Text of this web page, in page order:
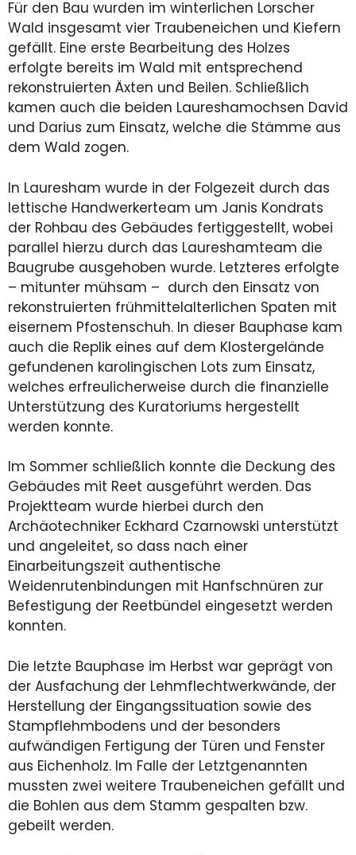
Für den Bau wurden im winterlichen Lorscher
Wald insgesamt vier Traubeneichen und Kiefern
gefällt. Eine erste Bearbeitung des Holzes
erfolgte bereits im Wald mit entsprechend
rekonstruierten Äxten und Beilen. Schließlich
kamen auch die beiden Laureshamochsen David
und Darius zum Einsatz, welche die Stämme aus
dem Wald zogen.
In Lauresham wurde in der Folgezeit durch das
lettische Handwerkerteam um Janis Kondrats
der Rohbau des Gebäudes fertiggestellt, wobei
parallel hierzu durch das Laureshamteam die
Baugrube ausgehoben wurde. Letzteres erfolgte
– mitunter mühsam – durch den Einsatz von
rekonstruierten frühmittelalterlichen Spaten mit
eisernem Pfostenschuh. In dieser Bauphase kam
auch die Replik eines auf dem Klostergelände
gefundenen karolingischen Lots zum Einsatz,
welches erfreulicherweise durch die finanzielle
Unterstützung des Kuratoriums hergestellt
werden konnte.
Im Sommer schließlich konnte die Deckung des
Gebäudes mit Reet ausgeführt werden. Das
Projektteam wurde hierbei durch den
Archäotechniker Eckhard Czarnowski unterstützt
und angeleitet, so dass nach einer
Einarbeitungszeit authentische
Weidenrutenbindungen mit Hanfschnüren zur
Befestigung der Reetbündel eingesetzt werden
konnten.
Die letzte Bauphase im Herbst war geprägt von
der Ausfachung der Lehmflechtwerkwände, der
Herstellung der Eingangssituation sowie des
Stampflehmbodens und der besonders
aufwändigen Fertigung der Türen und Fenster
aus Eichenholz. Im Falle der Letztgenannten
mussten zwei weitere Traubeneichen gefällt und
die Bohlen aus dem Stamm gespalten bzw.
gebeilt werden.